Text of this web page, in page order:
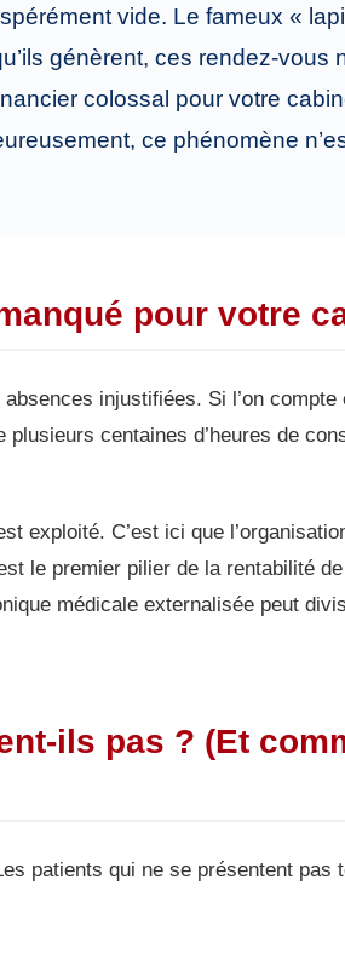
vide. Le fameux «
génèrent, ces rendez-vous
colossal pour votre
ce phénomène
pour votre
injustifiées. Si l’on compte
centaines d’heures de
exploité. C’est ici que
le premier pilier de la rentabilité
médicale externalisée peut
ils pas ? (Et
patients qui ne se présentent pas